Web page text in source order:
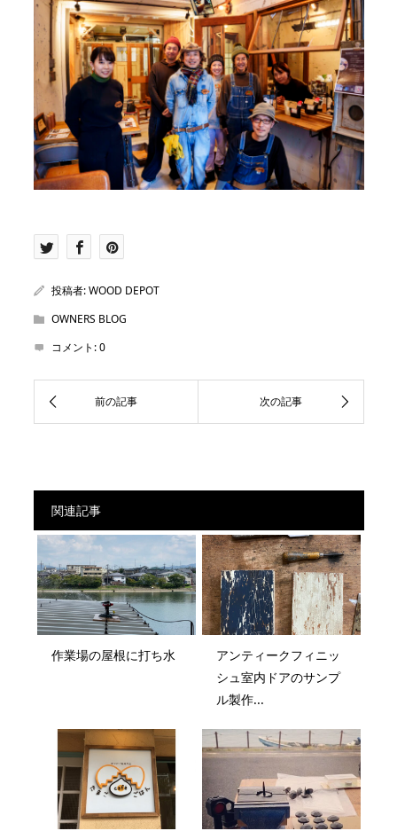
投稿者:WOOD DEPOT
OWNERS BLOG
コメント:0
関連記事
作業場の屋根に打ち水
アンティークフィニッ
シュ室内ドアのサンプ
ル製作...